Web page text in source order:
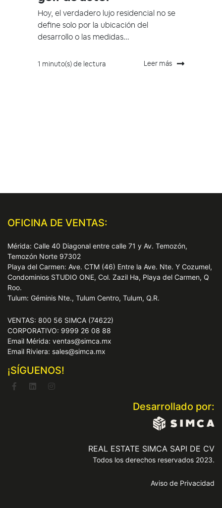
Hoy, el verdadero lujo residencial no se
define solo por la ubicación del
desarrollo o las medidas...
1 minuto(s) de lectura Leer más
OFICINA DE VENTAS:
Mérida: Calle 40 Diagonal entre calle 71 y Av. Temozón,
Temozón Norte 97302
Playa del Carmen: Ave. CTM (46) Entre la Ave. Nte. Y Cozumel,
Condominios STUDIO ONE, Col. Zazil Ha, Playa del Carmen, Q
Roo.
Tulum: Géminis Nte., Tulum Centro, Tulum, Q.R.
VENTAS: 800 56 SIMCA (74622)
CORPORATIVO: 9999 26 08 88
Email Mérida: ventas@simca.mx
Email Riviera: sales@simca.mx
¡SÍGUENOS!
Desarrollado por:
REAL ESTATE SIMCA SAPI DE CV
Todos los derechos reservados 2023.
Aviso de Privacidad